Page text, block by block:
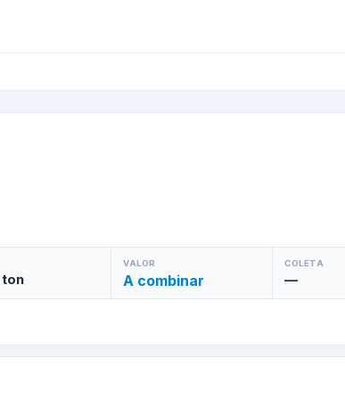
ton
VALOR
A combinar
COLETA
—